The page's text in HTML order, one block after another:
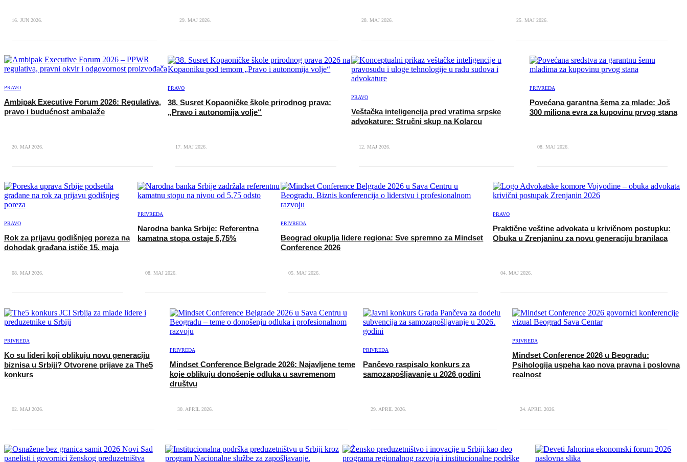
16. JUN 2026. 29. MAJ 2026. 28. MAJ 2026. 25. MAJ 2026.
PRAVO
Ambipak Executive Forum 2026: Regulativa,
pravo i budućnost ambalaže
20. MAJ 2026.
PRAVO
38. Susret Kopaoničke škole prirodnog prava:
„Pravo i autonomija volje“
17. MAJ 2026.
PRAVO
Veštačka inteligencija pred vratima srpske
advokature: Stručni skup na Kolarcu
12. MAJ 2026.
PRIVREDA
Povećana garantna šema za mlade: Još
300 miliona evra za kupovinu prvog stana
08. MAJ 2026.
PRAVO
Rok za prijavu godišnjeg poreza na
dohodak građana ističe 15. maja
08. MAJ 2026.
PRIVREDA
Narodna banka Srbije: Referentna
kamatna stopa ostaje 5,75%
08. MAJ 2026.
PRIVREDA
Beograd okuplja lidere regiona: Sve spremno za Mindset
Conference 2026
05. MAJ 2026.
PRAVO
Praktične veštine advokata u krivičnom postupku:
Obuka u Zrenjaninu za novu generaciju branilaca
04. MAJ 2026.
PRIVREDA
Ko su lideri koji oblikuju novu generaciju
biznisa u Srbiji? Otvorene prijave za The5
konkurs
02. MAJ 2026.
PRIVREDA
Mindset Conference Belgrade 2026: Najavljene teme
koje oblikuju donošenje odluka u savremenom
društvu
30. APRIL 2026.
PRIVREDA
Pančevo raspisalo konkurs za
samozapošljavanje u 2026 godini
29. APRIL 2026.
PRIVREDA
Mindset Conference 2026 u Beogradu:
Psihologija uspeha kao nova pravna i poslovna
realnost
24. APRIL 2026.